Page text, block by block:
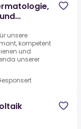
unsere
kompetent
und
unserer